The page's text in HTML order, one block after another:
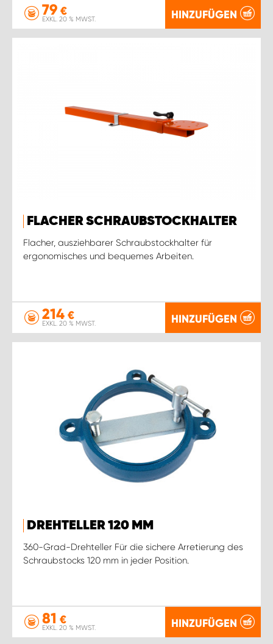
79 €
EXKL. 20 % MWST. HINZUFÜGEN
FLACHER SCHRAUBSTOCKHALTER
Flacher, ausziehbarer Schraubstockhalter für
ergonomisches und bequemes Arbeiten.
214 €
EXKL. 20 % MWST. HINZUFÜGEN
DREHTELLER 120 MM
360-Grad-Drehteller Für die sichere Arretierung des
Schraubstocks 120 mm in jeder Position.
81 €
EXKL. 20 % MWST. HINZUFÜGEN